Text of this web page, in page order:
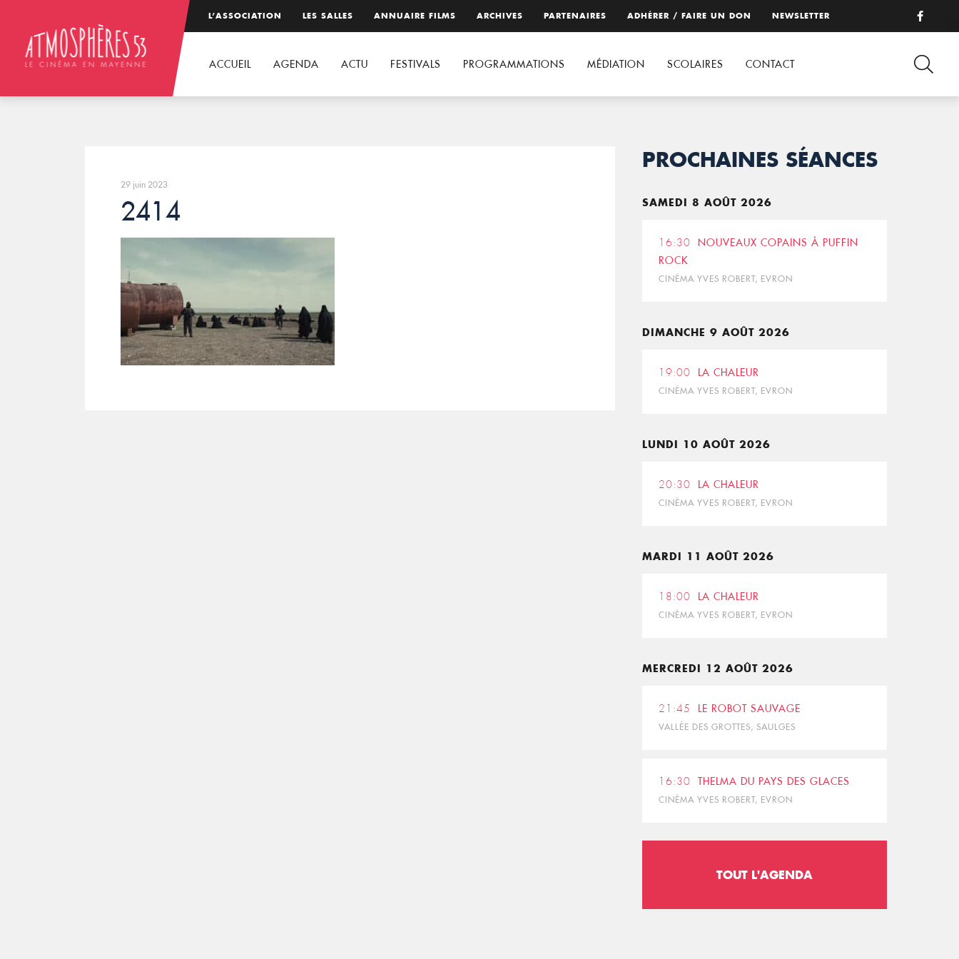
L’ASSOCIATION LES SALLES ANNUAIRE FILMS ARCHIVES PARTENAIRES ADHÉRER / FAIRE UN DON NEWSLETTER
ACCUEIL AGENDA ACTU FESTIVALS PROGRAMMATIONS MÉDIATION SCOLAIRES CONTACT
29 juin 2023
2414
PROCHAINES SÉANCES
SAMEDI 8 AOÛT 2026
16:30
NOUVEAUX COPAINS À PUFFIN
ROCK
CINÉMA YVES ROBERT, EVRON
DIMANCHE 9 AOÛT 2026
19:00 LA CHALEUR
CINÉMA YVES ROBERT, EVRON
LUNDI 10 AOÛT 2026
20:30 LA CHALEUR
CINÉMA YVES ROBERT, EVRON
MARDI 11 AOÛT 2026
18:00 LA CHALEUR
CINÉMA YVES ROBERT, EVRON
MERCREDI 12 AOÛT 2026
21:45 LE ROBOT SAUVAGE
VALLÉE DES GROTTES, SAULGES
16:30 THELMA DU PAYS DES GLACES
CINÉMA YVES ROBERT, EVRON
TOUT L'AGENDA